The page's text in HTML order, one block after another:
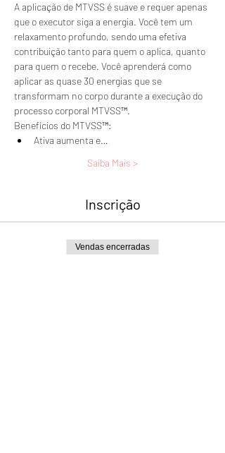
A aplicação de MTVSS é suave e requer apenas
que o executor siga a energia. Você tem um
relaxamento profundo, sendo uma efetiva
contribuição tanto para quem o aplica, quanto
para quem o recebe. Você aprenderá como
aplicar as quase 30 energias que se
transformam no corpo durante a execução do
processo corporal MTVSS™.
Benefícios do MTVSS™:
Ativa aumenta e…
Saiba Mais >
Inscrição
Vendas encerradas